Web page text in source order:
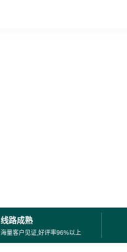
线路成熟
海量客户见证,好评率96%以上